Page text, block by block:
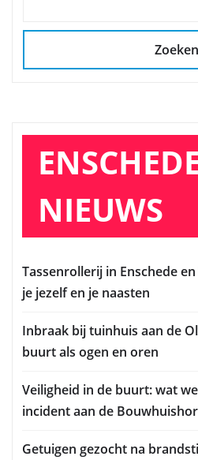
Zoeken
NIEUWS
Tassenrollerij in Enschede
je jezelf en je naasten
Inbraak bij tuinhuis aan de
buurt als ogen en oren
Veiligheid in de buurt: wat
incident aan de
Getuigen gezocht na